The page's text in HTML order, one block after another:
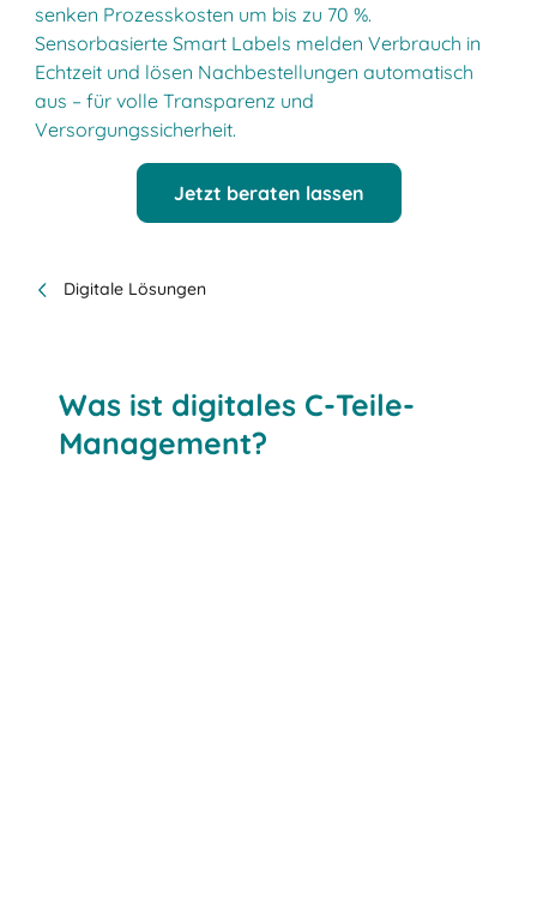
senken Prozesskosten um bis zu 70 %.
Sensorbasierte Smart Labels melden Verbrauch in
Echtzeit und lösen Nachbestellungen automatisch
aus – für volle Transparenz und
Versorgungssicherheit.
Jetzt beraten lassen
Digitale Lösungen
Was ist digitales C-Teile-
Management?